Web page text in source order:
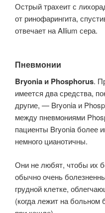
Острый трахеит с
от ринофарингита,
отвечает на Allium сера.
Пневмонии
Bryonia и Phosphorus.
имеется два средства,
другие, — Bryonia и
между пневмониями
пациенты Bryonia более
немного цианотичны.
Они не любят, чтобы их
обычно очень
грудной клетке,
(когда лежит на больном